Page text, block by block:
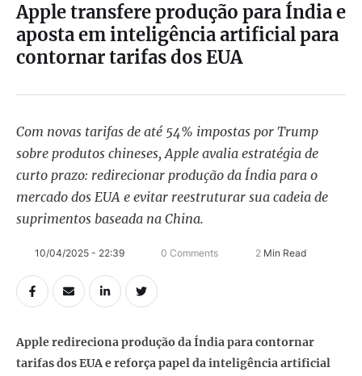
Apple transfere produção para Índia e
aposta em inteligência artificial para
contornar tarifas dos EUA
Com novas tarifas de até 54% impostas por Trump
sobre produtos chineses, Apple avalia estratégia de
curto prazo: redirecionar produção da Índia para o
mercado dos EUA e evitar reestruturar sua cadeia de
suprimentos baseada na China.
10/04/2025 - 22:39 0 Comments 2 Min Read
Apple redireciona produção da Índia para contornar
tarifas dos EUA e reforça papel da inteligência artificial